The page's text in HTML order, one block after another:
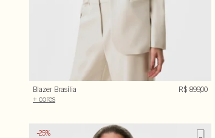
Blazer Brasília
R$ 899,00
+ cores
-25%